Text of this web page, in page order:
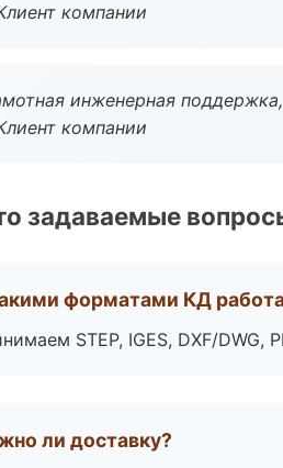
компании
инженерная
компании
задаваемые
форматами КД
STEP, IGES, DXF/DWG,
ли доставку?